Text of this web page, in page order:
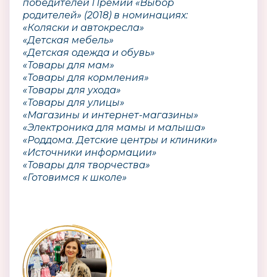
победителей Премии «Выбор
родителей» (2018) в номинациях:
«Коляски и автокресла»
«Детская мебель»
«Детская одежда и обувь»
«Товары для мам»
«Товары для кормления»
«Товары для ухода»
«Товары для улицы»
«Магазины и интернет-магазины»
«Электроника для мамы и малыша»
«Роддома. Детские центры и клиники»
«Источники информации»
«Товары для творчества»
«Готовимся к школе»